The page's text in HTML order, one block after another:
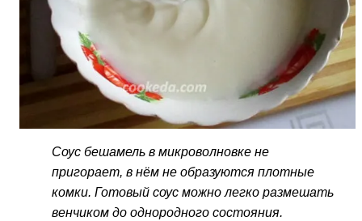
Соус бешамель в микроволновке не
пригорает, в нём не образуются плотные
комки. Готовый соус можно легко размешать
венчиком до однородного состояния.